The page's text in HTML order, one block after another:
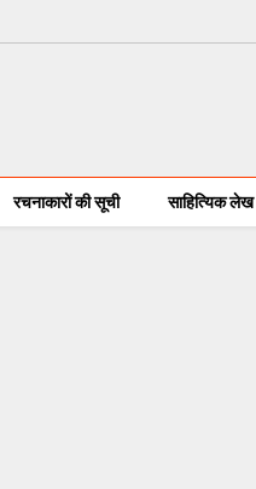
रचनाकारों की सूची साहित्यिक लेख